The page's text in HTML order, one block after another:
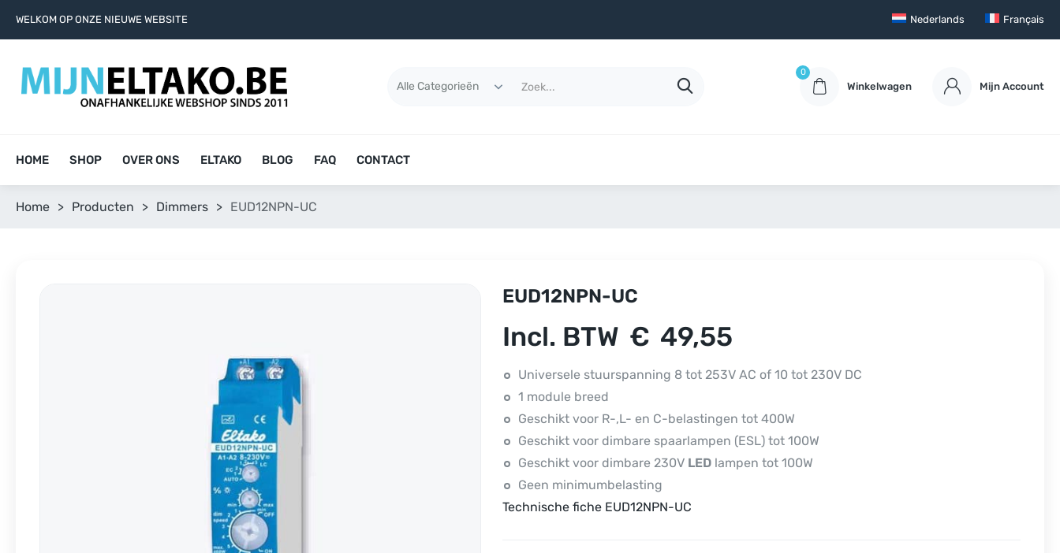
WELKOM OP ONZE NIEUWE WEBSITE Nederlands Français
0
Winkelwagen Mijn Account
HOME SHOP OVER ONS ELTAKO BLOG FAQ CONTACT
Home > Producten > Dimmers > EUD12NPN-UC
EUD12NPN-UC
€ 49,55
Incl. BTW
Universele stuurspanning 8 tot 253V AC of 10 tot 230V DC
1 module breed
Geschikt voor R-,L- en C-belastingen tot 400W
Geschikt voor dimbare spaarlampen (ESL) tot 100W
Geschikt voor dimbare 230V LEDlampen tot 100W
Geen minimumbelasting
Technische fiche EUD12NPN-UC